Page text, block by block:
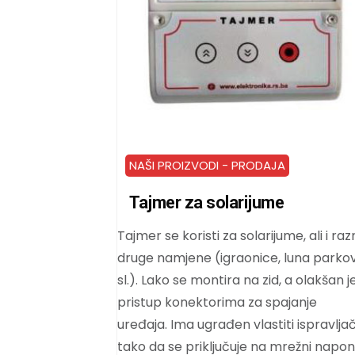
NAŠI PROIZVODI - PRODAJA
Tajmer za solarijume
Tajmer se koristi za solarijume, ali i
druge namjene (igraonice, luna
sl.). Lako se montira na zid, a olakšan
pristup konektorima za spajanje
uređaja. Ima ugrađen vlastiti ispravljač
tako da se priključuje na mrežni napon